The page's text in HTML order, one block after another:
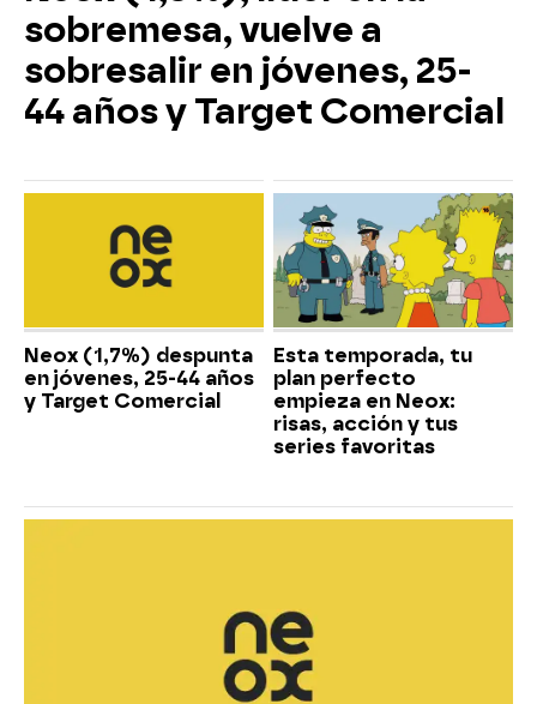
sobremesa, vuelve a
sobresalir en jóvenes, 25-
44 años y Target Comercial
Neox (1,7%) despunta
en jóvenes, 25-44 años
y Target Comercial
Esta temporada, tu
plan perfecto
empieza en Neox:
risas, acción y tus
series favoritas